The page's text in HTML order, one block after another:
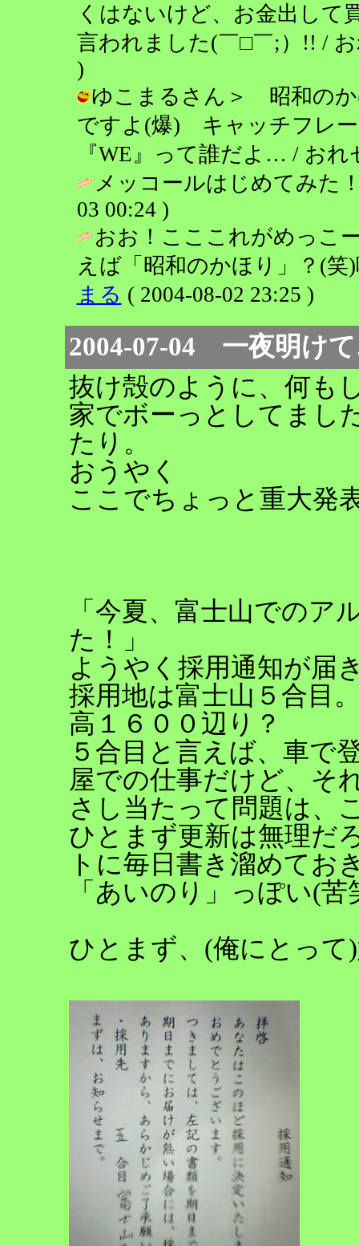
くはないけど、お金出して
言われました(￣□￣;）!! /
)
ゆこまるさん＞ 昭和のか
ですよ(爆) キャッチフレー
『WE』って誰だよ… / おれ
メッコールはじめてみた
03 00:24 )
おお！こここれがめっこ
えば「昭和のかほり」？(
まる ( 2004-08-02 23:25 )
2004-07-04 一夜明け
抜け殻のように、何も
家でボーっとしてまし
たり。
おうやく
ここでちょっと重大発
「今夏、富士山でのア
た！」
ようやく採用通知が届
採用地は富士山５合目
高１６００辺り？
５合目と言えば、車で
屋での仕事だけど、そ
さし当たって問題は、
ひとまず更新は無理だ
トに毎日書き溜めてお
「あいのり」っぽい(苦
ひとまず、(俺にとって